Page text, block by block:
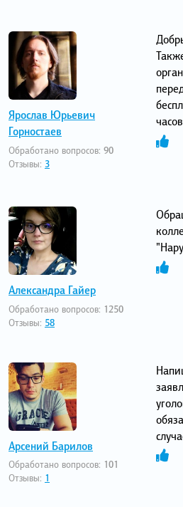
Ярослав Юрьевич
Горностаев
Обработано вопросов: 90
Отзывы: 3
Александра Гайер
Обработано вопросов: 1250
Отзывы: 58
Арсений Барилов
Обработано вопросов: 101
Отзывы: 1